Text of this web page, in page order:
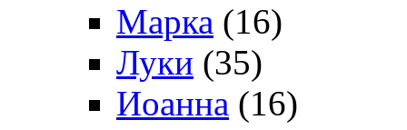
Марка (16)
Луки (35)
Иоанна (16)